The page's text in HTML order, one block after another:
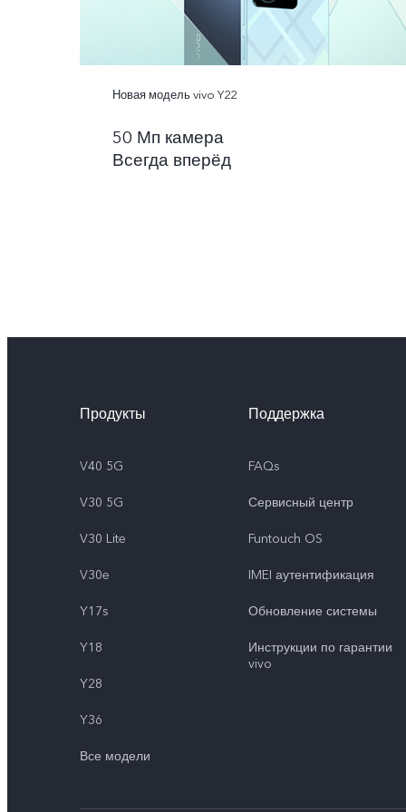
Новая модель vivo Y22
50 Мп камера
Всегда вперёд
Продукты
V40 5G
V30 5G
V30 Lite
V30e
Y17s
Y18
Y28
Y36
Все модели
Поддержка
FAQs
Сервисный центр
Funtouch OS
IMEI аутентификация
Обновление системы
Инструкции по гарантии
vivo